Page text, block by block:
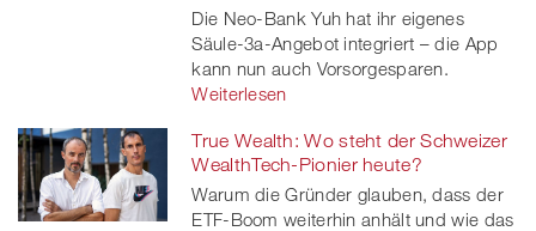
Die Neo-Bank Yuh hat ihr eigenes
Säule-3a-Angebot integriert – die App
kann nun auch Vorsorgesparen.
Weiterlesen
True Wealth: Wo steht der Schweizer
WealthTech-Pionier heute?
Warum die Gründer glauben, dass der
ETF-Boom weiterhin anhält und wie das